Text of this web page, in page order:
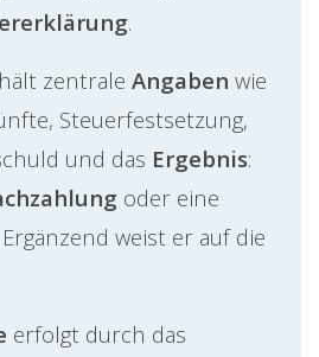
.
zentrale Angaben wie
Steuerfestsetzung,
und das Ergebnis:
oder eine
Ergänzend weist er auf die
erfolgt durch das